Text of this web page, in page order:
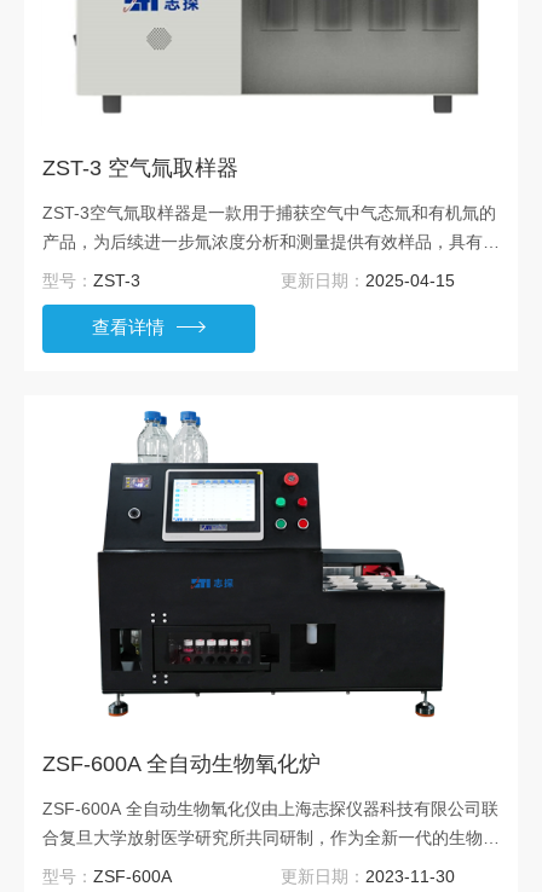
ZST-3 空气氚取样器
ZST-3空气氚取样器是一款用于捕获空气中气态氚和有机氚的
产品，为后续进一步氚浓度分析和测量提供有效样品，具有良
好的操作体验
型号： ZST-3 更新日期： 2025-04-15
查看详情
ZSF-600A 全自动生物氧化炉
ZSF-600A 全自动生物氧化仪由上海志探仪器科技有限公司联
合复旦大学放射医学研究所共同研制，作为全新一代的生物氧
化仪，全程软件控制，自动化程度高，只需将样品舟放入样品
型号： ZSF-600A 更新日期： 2023-11-30